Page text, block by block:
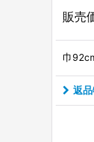
販売
巾
返